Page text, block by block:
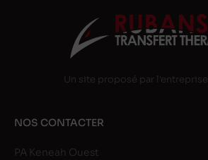
Un site proposé par l'entreprise
NOS CONTACTER
PA Keneah Ouest